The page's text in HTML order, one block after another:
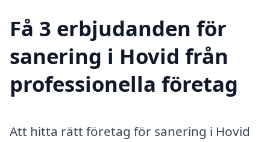
Få 3 erbjudanden för
sanering i Hovid från
professionella företag
Att hitta rätt företag för sanering i Hovid